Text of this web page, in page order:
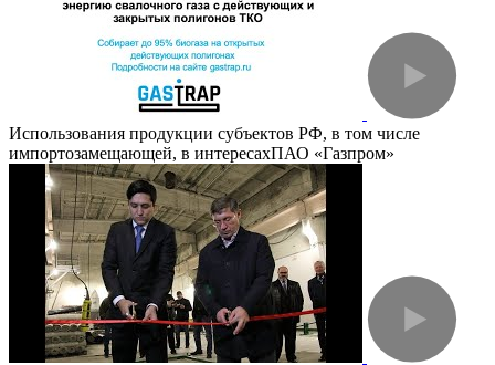
Использования продукции субъектов РФ, в том числе
импортозамещающей, в интересахПАО «Газпром»